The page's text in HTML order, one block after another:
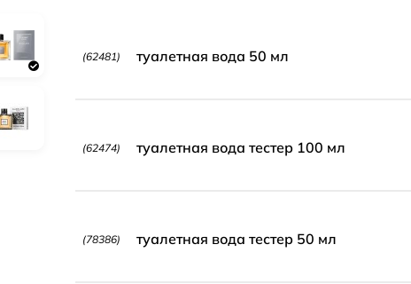
(62481) туалетная вода 50 мл
(62474) туалетная вода тестер 100 мл
(78386) туалетная вода тестер 50 мл